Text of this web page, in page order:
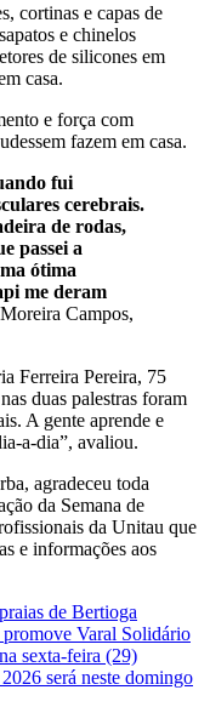
cortinas e capas de
e chinelos
de silicones em
casa.
e força com
fazem em casa.
fui
cerebrais.
de rodas,
passei a
ótima
me deram
Campos,
Ferreira Pereira, 75
duas palestras foram
A gente aprende e
a-dia”, avaliou.
agradeceu toda
da Semana de
da Unitau que
e informações aos
de Bertioga
Varal Solidário
sexta-feira (29)
será neste domingo